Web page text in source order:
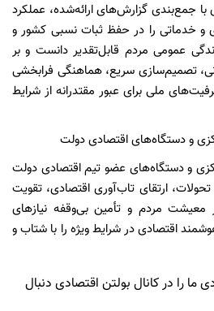
جمع‌بندی گزارش‌های ارائه‌شده، عملکرد
و خدماتی را در حفظ ثبات نسبی کشور و
عمومی مردم قابل‌تقدیر دانست و بر
تصمیم‌سازی سریع، هماهنگی فرابخشی
ملی برای عبور مقتدرانه از شرایط
و دستگاه‌های اقتصادی دولت
و دستگاه‌های عضو تیم اقتصادی دولت
ارتقای تاب‌آوری اقتصادی، تقویت
معیشت مردم و تأمین بی‌وقفه نیازهای
اقتصادی در شرایط ویژه را با شتاب و
را در کانال بولتن اقتصادی دنبال